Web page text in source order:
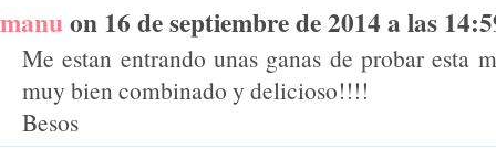
manuon 16 de septiembre de 2014 a las
Me estan entrando unas ganas de probar esta
muy bien combinado y delicioso!!!!
Besos